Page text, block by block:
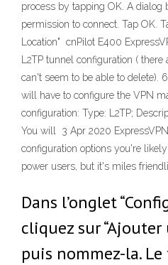
process by tapping OK. A dialog
permission to connect. Tap OK.
Location" cnPilot E400
L2TP tunnel configuration ( there
can't seem to be able to delete).
will have to configure the VPN
configuration: Type: L2TP;
You will 3 Apr 2020
configuration options you're
power users, but it's miles
Dans l’onglet
cliquez sur
puis nommez-la.